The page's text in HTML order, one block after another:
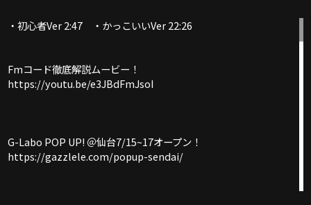
・初心者Ver 2:47 ・かっこいいVer 22:26
Fmコード徹底解説ムービー！
https://youtu.be/e3JBdFmJsoI
G-Labo POP UP! ＠仙台7/15~17オープン！
https://gazzlele.com/popup-sendai/